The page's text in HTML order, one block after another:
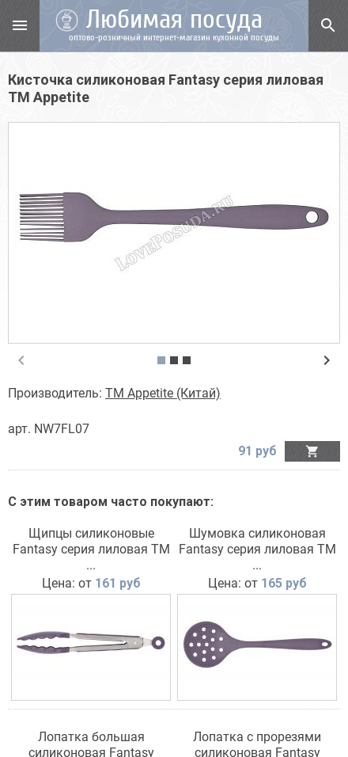
menu Любимая посуда
оптово-розничный интернет-магазин кухонной посуды
search
Кисточка силиконовая Fantasy серия лиловая
TM Appetite
chevron_left chevron_right
Производитель: TM Appetite (Китай)
арт. NW7FL07

91 руб
С этим товаром часто покупают:
Щипцы силиконовые
Fantasy серия лиловая TM
Appetite
...
Цена: от 161 руб
Шумовка силиконовая
Fantasy серия лиловая TM
Appetite
...
Цена: от 165 руб
Лопатка большая
силиконовая Fantasy
Лопатка с прорезями
силиконовая Fantasy